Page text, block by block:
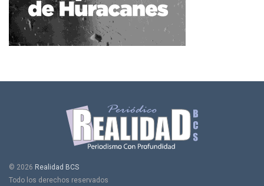
© 2026 Realidad BCS
Todo los derechos reservados